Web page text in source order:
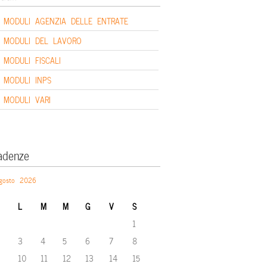
MODULI AGENZIA DELLE ENTRATE
MODULI DEL LAVORO
MODULI FISCALI
MODULI INPS
MODULI VARI
2026
L M M G V S
1
3 4 5 6 7
8
10 11 12 13 14
15